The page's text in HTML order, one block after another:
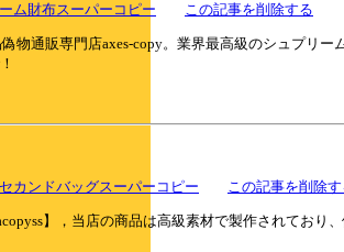
ム財布スーパーコピー この記事を削除する
物通販専門店axes-copy。業界最高級のシュプリ
カンドバッグスーパーコピー この記事を削除す
】，当店の商品は高級素材で製作されてお